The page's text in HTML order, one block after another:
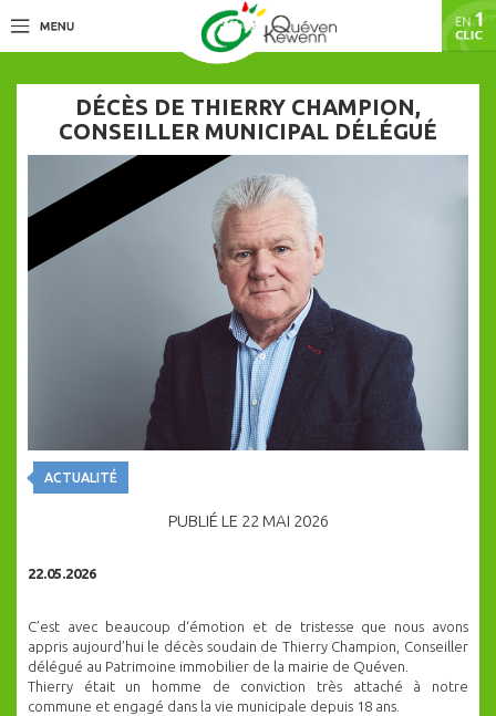
DÉCÈS DE THIERRY CHAMPION,
CONSEILLER MUNICIPAL DÉLÉGUÉ
ACTUALITÉ
PUBLIÉ LE 22 MAI 2026
22.05.2026
C’est avec beaucoup d‘émotion et de tristesse que nous avons
appris aujourd’hui le décès soudain de Thierry Champion, Conseiller
délégué au Patrimoine immobilier de la mairie de Quéven.
Thierry était un homme de conviction très attaché à notre
commune et engagé dans la vie municipale depuis 18 ans.